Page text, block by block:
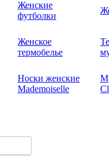
Женские
футболки
Женское
термобелье
Носки женские
Mademoiselle